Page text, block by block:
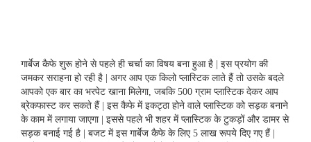
गार्बेज कैफे शुरू होने से पहले ही चर्चा का विषय बना हुआ है | इस प्रयोग की
जमकर सराहना हो रही है | अगर आप एक किलो प्लास्टिक लाते हैं तो उसके बदले
आपको एक बार का भरपेट खाना मिलेगा, जबकि 500 ग्राम प्लास्टिक देकर आप
ब्रेकफास्ट कर सकते हैं | इस कैफे में इकट्ठा होने वाले प्लास्टिक को सड़क बनाने
के काम में लगाया जाएगा | इससे पहले भी शहर में प्लास्टिक के टुकड़ों और डामर से
सड़क बनाई गई है | बजट में इस गार्बेज कैफे के लिए 5 लाख रूपये दिए गए हैं |